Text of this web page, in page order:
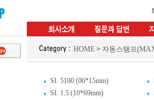
HOME > 자동스탬프
SI. 5100 (06*15mm)
SI. 1.5 (10*69mm)